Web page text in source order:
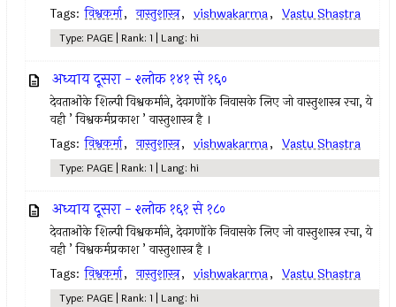
Tags: विश्वकर्मा, वास्तुशास्त्र, vishwakarma, Vastu Shastra
Type: PAGE | Rank: 1 | Lang: hi
अध्याय दूसरा - श्लोक १४१ से १६०
देवताओंके शिल्पी विश्वकर्माने, देवगणोंके निवासके लिए जो वास्तुशास्त्र रचा, ये
वही ’ विश्वकर्मप्रकाश ’ वास्तुशास्त्र है ।
Tags: विश्वकर्मा, वास्तुशास्त्र, vishwakarma, Vastu Shastra
Type: PAGE | Rank: 1 | Lang: hi
अध्याय दूसरा - श्लोक १६१ से १८०
देवताओंके शिल्पी विश्वकर्माने, देवगणोंके निवासके लिए जो वास्तुशास्त्र रचा, ये
वही ’ विश्वकर्मप्रकाश ’ वास्तुशास्त्र है ।
Tags: विश्वकर्मा, वास्तुशास्त्र, vishwakarma, Vastu Shastra
Type: PAGE | Rank: 1 | Lang: hi